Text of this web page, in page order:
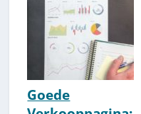
CURSUS?]
[Jelline Brands]
Goede